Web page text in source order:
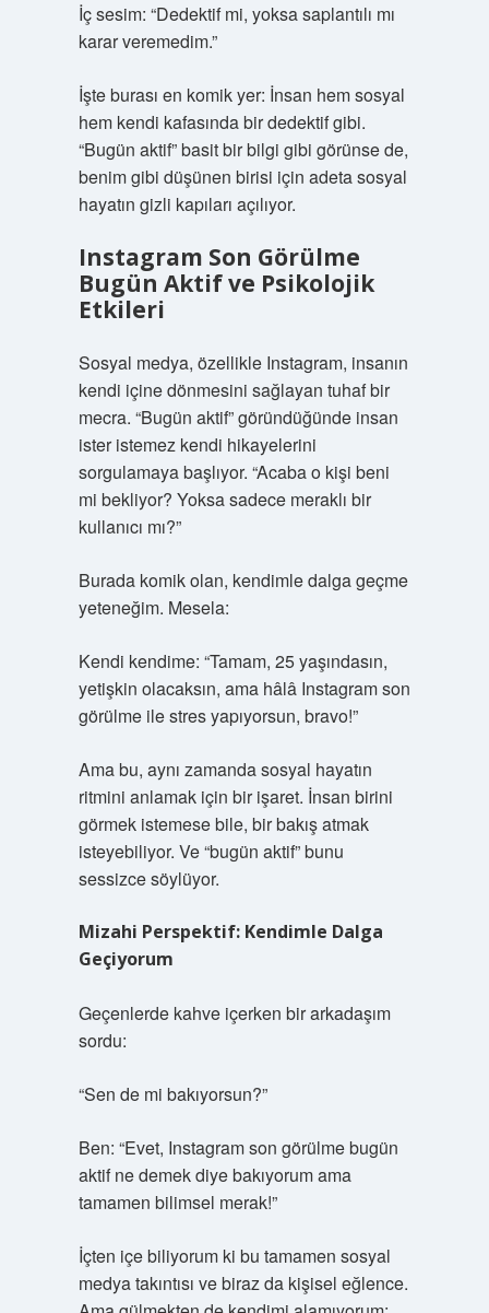
İç sesim: “Dedektif mi, yoksa saplantılı mı
karar veremedim.”
İşte burası en komik yer: İnsan hem sosyal
hem kendi kafasında bir dedektif gibi.
“Bugün aktif” basit bir bilgi gibi görünse de,
benim gibi düşünen birisi için adeta sosyal
hayatın gizli kapıları açılıyor.
Instagram Son Görülme
Bugün Aktif ve Psikolojik
Etkileri
Sosyal medya, özellikle Instagram, insanın
kendi içine dönmesini sağlayan tuhaf bir
mecra. “Bugün aktif” göründüğünde insan
ister istemez kendi hikayelerini
sorgulamaya başlıyor. “Acaba o kişi beni
mi bekliyor? Yoksa sadece meraklı bir
kullanıcı mı?”
Burada komik olan, kendimle dalga geçme
yeteneğim. Mesela:
Kendi kendime: “Tamam, 25 yaşındasın,
yetişkin olacaksın, ama hâlâ Instagram son
görülme ile stres yapıyorsun, bravo!”
Ama bu, aynı zamanda sosyal hayatın
ritmini anlamak için bir işaret. İnsan birini
görmek istemese bile, bir bakış atmak
isteyebiliyor. Ve “bugün aktif” bunu
sessizce söylüyor.
Mizahi Perspektif: Kendimle Dalga
Geçiyorum
Geçenlerde kahve içerken bir arkadaşım
sordu:
“Sen de mi bakıyorsun?”
Ben: “Evet, Instagram son görülme bugün
aktif ne demek diye bakıyorum ama
tamamen bilimsel merak!”
İçten içe biliyorum ki bu tamamen sosyal
medya takıntısı ve biraz da kişisel eğlence.